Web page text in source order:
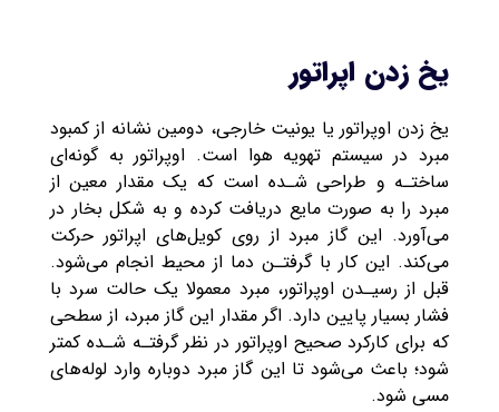
یخ زدن اپراتور
یخ زدن اوپراتور یا یونیت خارجی، دومین نشانه از کمبود
مبرد در سیستم تهویه هوا است. اوپراتور به گونه‌ای
ساختـه و طراحی شـده است که یک مقدار معین از
مبرد را به صورت مایع دریافت کرده و به شکل بخار در
می‌آورد. این گاز مبرد از روی کویل‌های اپراتور حرکت
می‌کند. این کار با گرفتـن دما از محیط انجام می‌شود.
قبل از رسیـدن اوپراتور، مبرد معمولا یک حالت سرد با
فشار بسیار پایین دارد. اگر مقدار این گاز مبرد، از سطحی
که برای کارکرد صحیح اوپراتور در نظر گرفتـه شـده کمتر
شود؛ باعث می‌شود تا این گاز مبرد دوباره وارد لوله‌های
مسی شود.